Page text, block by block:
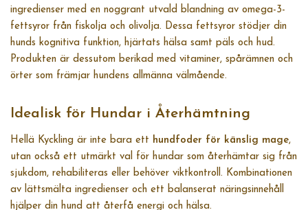
ingredienser med en noggrant utvald blandning av omega-3-
fettsyror från fiskolja och olivolja. Dessa fettsyror stödjer din
hunds kognitiva funktion, hjärtats hälsa samt päls och hud.
Produkten är dessutom berikad med vitaminer, spårämnen och
örter som främjar hundens allmänna välmående.
Idealisk för Hundar i Återhämtning
Hellä Kyckling är inte bara ett hundfoder för känslig mage,
utan också ett utmärkt val för hundar som återhämtar sig från
sjukdom, rehabiliteras eller behöver viktkontroll. Kombinationen
av lättsmälta ingredienser och ett balanserat näringsinnehåll
hjälper din hund att återfå energi och hälsa.